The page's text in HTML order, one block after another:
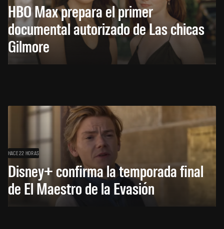
HBO Max prepara el primer
documental autorizado de Las chicas
Gilmore
HACE 22 HORAS
Disney+ confirma la temporada final
de El Maestro de la Evasión